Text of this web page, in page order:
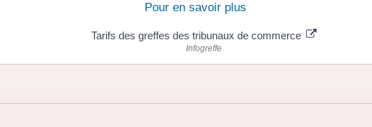
Pour en savoir plus
Tarifs des greffes des tribunaux de commerce
Infogreffe